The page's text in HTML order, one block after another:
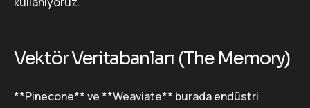
Vektör Veritabanları (The Memory)
**Pinecone** ve **Weaviate** burada endüstri